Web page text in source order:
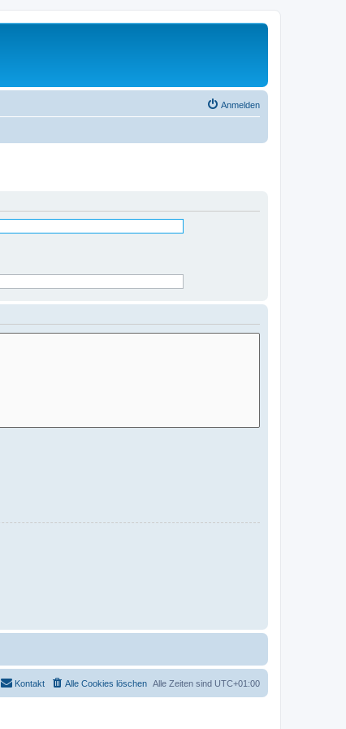
Anmelden
Alle Zeiten sind UTC+01:00
Alle Cookies löschen
Kontakt